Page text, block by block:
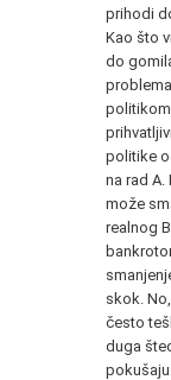
prihodi
Kao što
do
politike
na rad A.
može
realnog
skok.
često
duga
pokušaju